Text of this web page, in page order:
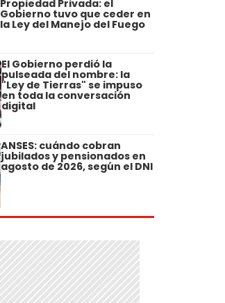
Propiedad Privada: el
Gobierno tuvo que ceder en
la Ley del Manejo del Fuego
El Gobierno perdió la
pulseada del nombre: la
"Ley de Tierras" se impuso
en toda la conversación
digital
ANSES: cuándo cobran
jubilados y pensionados en
agosto de 2026, según el DNI